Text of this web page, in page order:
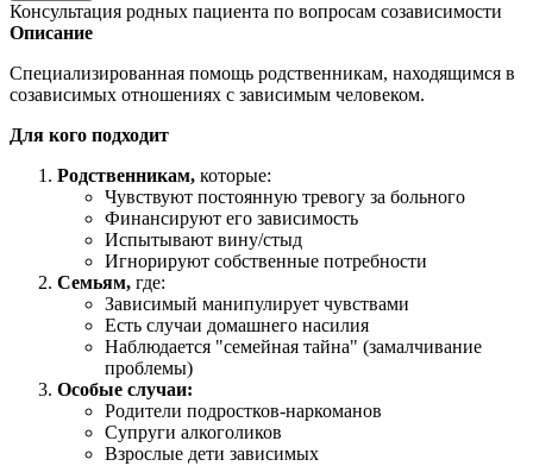
Консультация родных пациента по вопросам созависимости
Описание
Специализированная помощь родственникам, находящимся в
созависимых отношениях с зависимым человеком.
Для кого подходит
Родственникам, которые:
Чувствуют постоянную тревогу за больного
Финансируют его зависимость
Испытывают вину/стыд
Игнорируют собственные потребности
Семьям, где:
Зависимый манипулирует чувствами
Есть случаи домашнего насилия
Наблюдается "семейная тайна" (замалчивание
проблемы)
Особые случаи:
Родители подростков-наркоманов
Супруги алкоголиков
Взрослые дети зависимых